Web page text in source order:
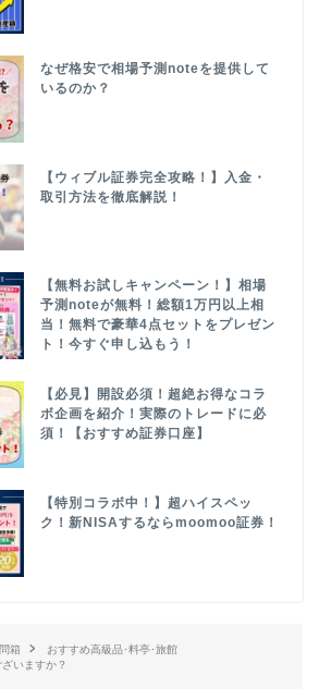
なぜ格安で相場予測noteを提供して
いるのか？
【ウィブル証券完全攻略！】入金・
取引方法を徹底解説！
【無料お試しキャンペーン！】相場
予測noteが無料！総額1万円以上相
当！無料で豪華4点セットをプレゼン
ト！今すぐ申し込もう！
【必見】開設必須！超絶お得なコラ
ボ企画を紹介！実際のトレードに必
須！【おすすめ証券口座】
【特別コラボ中！】超ハイスペッ
ク！新NISAするならmoomoo証券！
箱
おすすめ高級品･料亭･旅館
いますか？